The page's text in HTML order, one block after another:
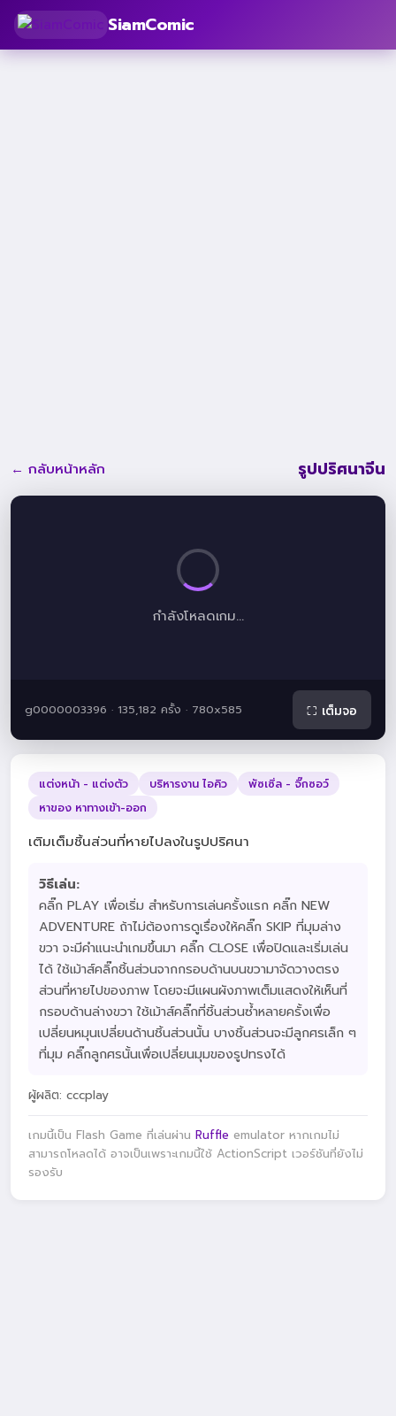
SiamComic
← กลับหน้าหลัก รูปปริศนาจีน
กำลังโหลดเกม...
g0000003396 · 135,182 ครั้ง · 780x585 ⛶ เต็มจอ
แต่งหน้า - แต่งตัว บริหารงาน ไอคิว
พัซเซิ่ล - จิ๊กซอว์
หาของ หาทางเข้า-ออก
เติมเต็มชิ้นส่วนที่หายไปลงในรูปปริศนา
วิธีเล่น:
คลิ๊ก PLAY เพื่อเริ่ม สำหรับการเล่นครั้งแรก คลิ๊ก NEW
ADVENTURE ถ้าไม่ต้องการดูเรื่องให้คลิ๊ก SKIP ที่มุมล่าง
ขวา จะมีคำแนะนำเกมขึ้นมา คลิ๊ก CLOSE เพื่อปิดและเริ่มเล่น
ได้ ใช้เม้าส์คลิ๊กชิ้นส่วนจากกรอบด้านบนขวามาจัดวางตรง
ส่วนที่หายไปของภาพ โดยจะมีแผนผังภาพเต็มแสดงให้เห็นที่
กรอบด้านล่างขวา ใช้เม้าส์คลิ๊กที่ชิ้นส่วนซ้ำหลายครั้งเพื่อ
เปลี่ยนหมุนเปลี่ยนด้านชิ้นส่วนนั้น บางชิ้นส่วนจะมีลูกศรเล็ก ๆ
ที่มุม คลิ๊กลูกศรนั้นเพื่อเปลี่ยนมุมของรูปทรงได้
ผู้ผลิต: cccplay
เกมนี้เป็น Flash Game ที่เล่นผ่าน Ruffle emulator หากเกมไม่
สามารถโหลดได้ อาจเป็นเพราะเกมนี้ใช้ ActionScript เวอร์ชันที่ยังไม่
รองรับ